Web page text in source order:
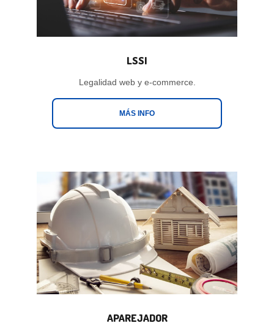
LSSI
Legalidad web y e-commerce.
MÁS INFO
APAREJADOR